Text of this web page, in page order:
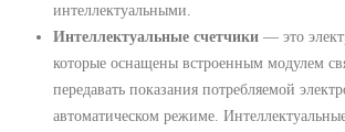
интеллектуальными.
Интеллектуальные счетчики ― это
которые оснащены встроенным модулем
передавать показания потребляемой
автоматическом режиме.